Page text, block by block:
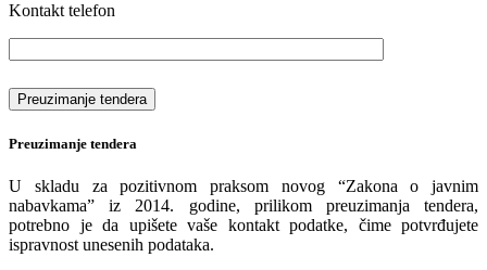
Kontakt telefon
Preuzimanje tendera
U skladu za pozitivnom praksom novog “Zakona o javnim
nabavkama” iz 2014. godine, prilikom preuzimanja tendera,
potrebno je da upišete vaše kontakt podatke, čime potvrđujete
ispravnost unesenih podataka.